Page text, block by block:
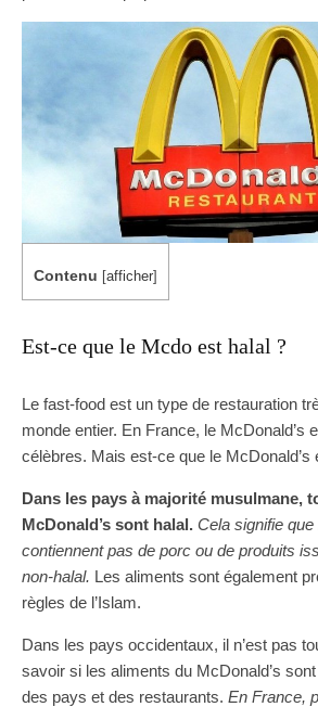
Contenu [afficher]
Est-ce que le Mcdo est halal ?
Le fast-food est un type de restauration
monde entier. En France, le McDonald’s
célèbres. Mais est-ce que le McDonald’s
Dans les pays à majorité musulmane,
McDonald’s sont halal. Cela signifie
contiennent pas de porc ou de produits
non-halal. Les aliments sont également
règles de l’Islam.
Dans les pays occidentaux, il n’est pas
savoir si les aliments du McDonald’s
des pays et des restaurants. En France,